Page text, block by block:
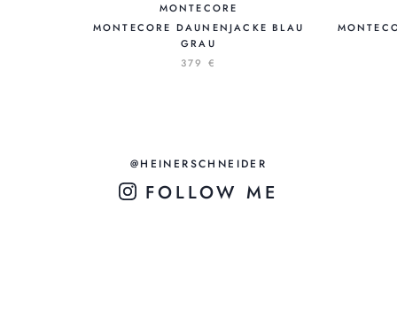
MONTECORE
MONTECORE DAUNENJACKE BLAU
GRAU
379 €
@HEINERSCHNEIDER
FOLLOW ME